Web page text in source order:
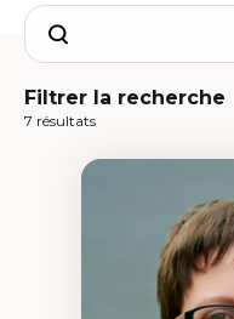
Search
Filtrer la recherche
7 résultats